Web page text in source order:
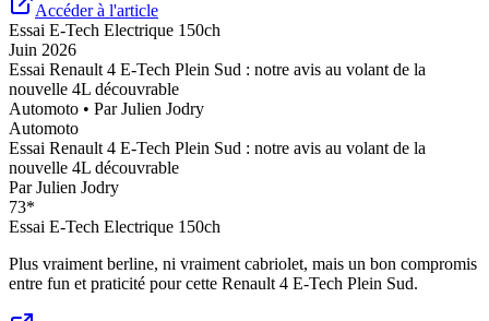
Accéder à l'article
Essai E-Tech Electrique 150ch
Juin 2026
Essai Renault 4 E-Tech Plein Sud : notre avis au volant de la
nouvelle 4L découvrable
Automoto • ParJulien Jodry
Automoto
Essai Renault 4 E-Tech Plein Sud : notre avis au volant de la
nouvelle 4L découvrable
ParJulien Jodry
73*
Essai E-Tech Electrique 150ch
Plus vraiment berline, ni vraiment cabriolet, mais un bon compromis
entre fun et praticité pour cette Renault 4 E-Tech Plein Sud.